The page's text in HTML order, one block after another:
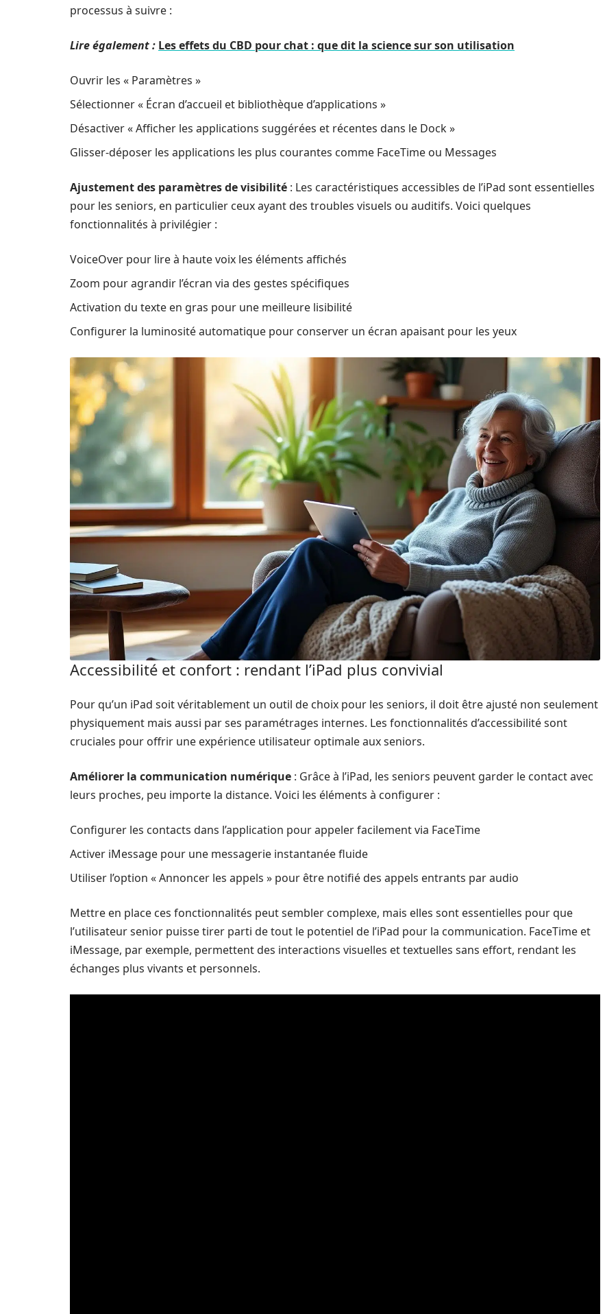
processus à suivre :
Lire également : Les effets du CBD pour chat : que dit la science sur son utilisation
Ouvrir les « Paramètres »
Sélectionner « Écran d’accueil et bibliothèque d’applications »
Désactiver « Afficher les applications suggérées et récentes dans le Dock »
Glisser-déposer les applications les plus courantes comme FaceTime ou Messages
Ajustement des paramètres de visibilité : Les caractéristiques accessibles de l’iPad sont essentielles
pour les seniors, en particulier ceux ayant des troubles visuels ou auditifs. Voici quelques
fonctionnalités à privilégier :
VoiceOver pour lire à haute voix les éléments affichés
Zoom pour agrandir l’écran via des gestes spécifiques
Activation du texte en gras pour une meilleure lisibilité
Configurer la luminosité automatique pour conserver un écran apaisant pour les yeux
Accessibilité et confort : rendant l’iPad plus convivial
Pour qu’un iPad soit véritablement un outil de choix pour les seniors, il doit être ajusté non seulement
physiquement mais aussi par ses paramétrages internes. Les fonctionnalités d’accessibilité sont
cruciales pour offrir une expérience utilisateur optimale aux seniors.
Améliorer la communication numérique : Grâce à l’iPad, les seniors peuvent garder le contact avec
leurs proches, peu importe la distance. Voici les éléments à configurer :
Configurer les contacts dans l’application pour appeler facilement via FaceTime
Activer iMessage pour une messagerie instantanée fluide
Utiliser l’option « Annoncer les appels » pour être notifié des appels entrants par audio
Mettre en place ces fonctionnalités peut sembler complexe, mais elles sont essentielles pour que
l’utilisateur senior puisse tirer parti de tout le potentiel de l’iPad pour la communication. FaceTime et
iMessage, par exemple, permettent des interactions visuelles et textuelles sans effort, rendant les
échanges plus vivants et personnels.